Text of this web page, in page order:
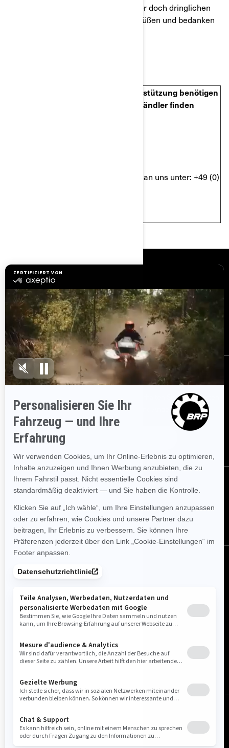
Eine recht zeitnahe Erledigung dieser doch dringlichen
Angelegenheit würden wir sehr begrüßen und bedanken
Wenn Sie Fragen haben oder Unterstützung benötigen
oder Ihren nächstgelegenen BRP Händler finden
Oder wenden Sie sich telefonisch an uns unter: +49 (0)
Kundenservice
Sicherheitsrückrufe
Karriere
Händler werden
BRP Experiences
BESTELLEN
Erhalten Sie die neuesten
Nachrichten, Veranstaltungen und Angebote.
FOLGEN SIE UNS
Deutschland (Deutsch)
© BRP 2003-2026